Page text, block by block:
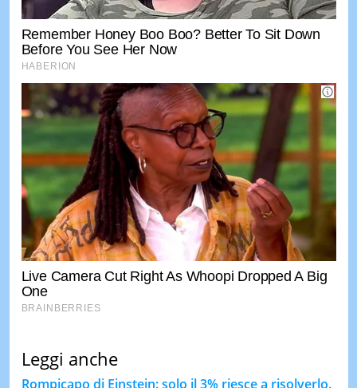
Leggi anche
Rompicapo di Einstein: solo il 3% riesce a risolverlo.